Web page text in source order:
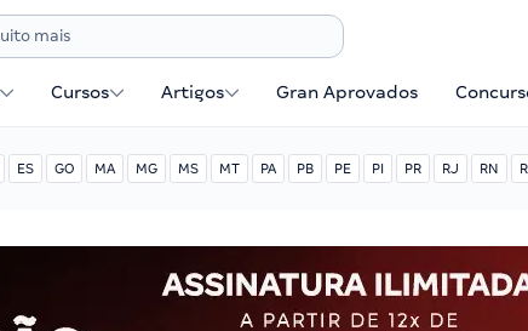
Cursos Artigos Gran Aprovados
ES GO MA MG MS MT PA PB PE PI PR RJ RN